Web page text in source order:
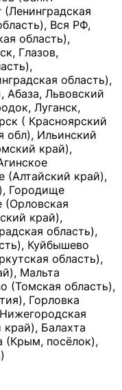
Вся РФ,
область),
Глазов,
область),
Абаза, Львовский
Луганск,
( Красноярский
обл), Ильинский
край),
(Алтайский край),
Городище
(Орловская
край),
область),
Куйбышево
область),
Мальта
(Томская область),
Горловка
Балахта
(Крым, посёлок),